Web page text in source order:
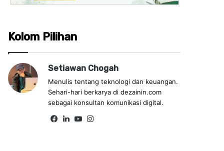
Kolom Pilihan
Setiawan Chogah
Menulis tentang teknologi dan keuangan.
Sehari-hari berkarya di dezainin.com
sebagai konsultan komunikasi digital.
Fa Lin Yo